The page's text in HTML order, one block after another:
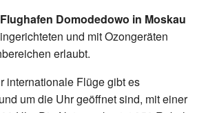
Flughafen Domodedowo in Moskau
und mit Ozongeräten
erlaubt.
internationale Flüge gibt es
um die Uhr geöffnet sind, mit einer